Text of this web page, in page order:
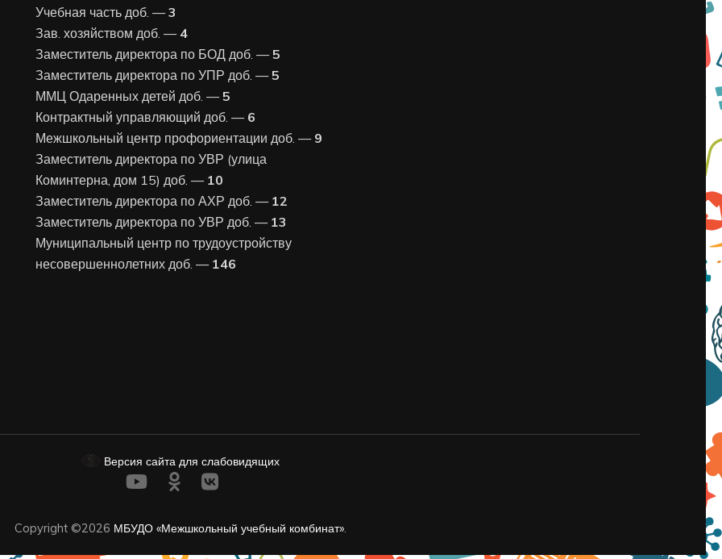
Учебная часть доб. —3
Зав. хозяйством доб. — 4
Заместитель директора по БОД доб. —5
Заместитель директора по УПР доб. —5
ММЦ Одаренных детей доб. —5
Контрактный управляющий доб. — 6
Межшкольный центр профориентации доб. — 9
Заместитель директора по УВР (улица
Коминтерна, дом 15) доб. — 10
Заместитель директора по АХР доб. — 12
Заместитель директора по УВР доб. — 13
Муниципальный центр по трудоустройству
несовершеннолетних доб. — 146
Версия сайта для слабовидящих
Copyright ©2026 МБУДО «Межшкольный учебный комбинат»